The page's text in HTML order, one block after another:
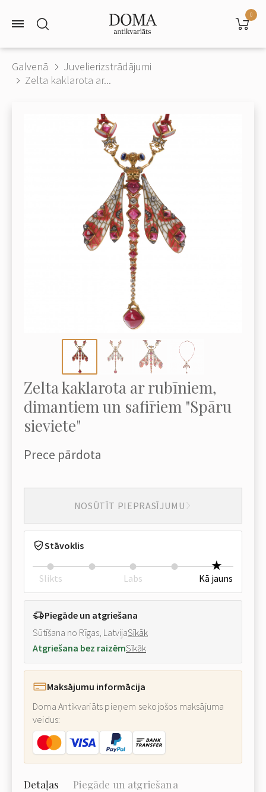
0
Galvenā
Juvelierizstrādājumi
Zelta kaklarota ar...
Zelta kaklarota ar rubīniem,
dimantiem un safīriem "Spāru
sieviete"
Prece pārdota
NOSŪTĪT PIEPRASĪJUMU
Stāvoklis
Slikts Labs Kā jauns
Piegāde un atgriešana
Sūtīšana no Rīgas, LatvijaSīkāk
Atgriešana bez raizēmSīkāk
Maksājumu informācija
Doma Antikvariāts pieņem sekojošos maksājuma
veidus:
Detaļas Piegāde un atgriešana